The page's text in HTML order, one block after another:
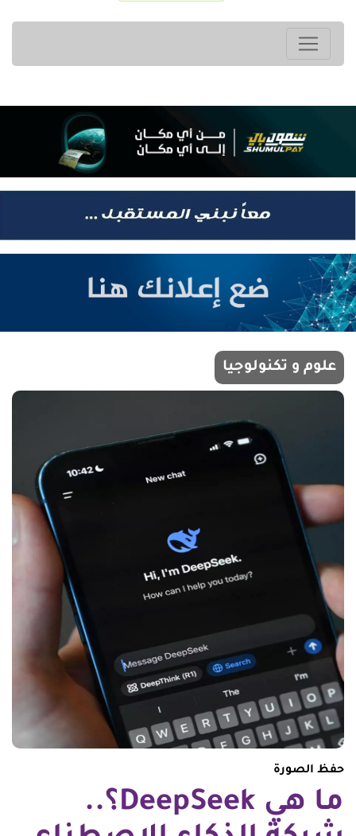
علوم و تكنولوجيا
حفظ الصورة
ما هي DeepSeek؟..